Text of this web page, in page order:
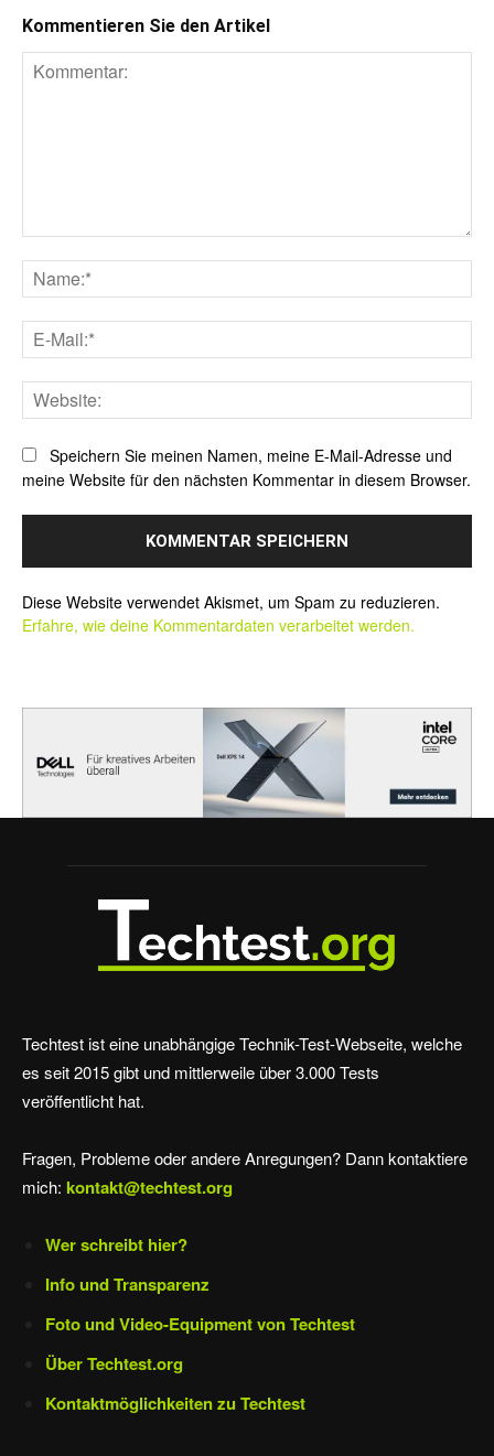
Kommentieren Sie den Artikel
Speichern Sie meinen Namen, meine E-Mail-Adresse und
meine Website für den nächsten Kommentar in diesem Browser.
Diese Website verwendet Akismet, um Spam zu reduzieren.
Erfahre, wie deine Kommentardaten verarbeitet werden.
Techtest ist eine unabhängige Technik-Test-Webseite, welche
es seit 2015 gibt und mittlerweile über 3.000 Tests
veröffentlicht hat.
Fragen, Probleme oder andere Anregungen? Dann kontaktiere
mich: kontakt@techtest.org
Wer schreibt hier?
Info und Transparenz
Foto und Video-Equipment von Techtest
Über Techtest.org
Kontaktmöglichkeiten zu Techtest